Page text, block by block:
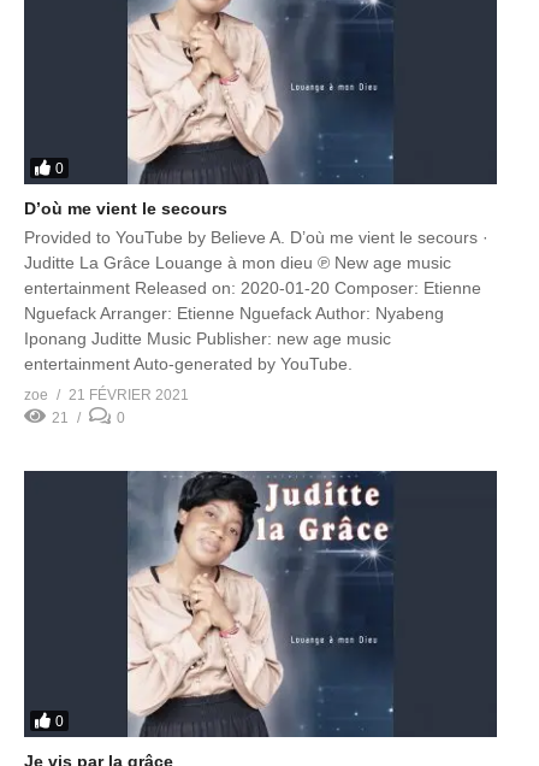
0
D’où me vient le secours
Provided to YouTube by Believe A. D’où me vient le secours ·
Juditte La Grâce Louange à mon dieu ℗ New age music
entertainment Released on: 2020-01-20 Composer: Etienne
Nguefack Arranger: Etienne Nguefack Author: Nyabeng
Iponang Juditte Music Publisher: new age music
entertainment Auto-generated by YouTube.
zoe
21 FÉVRIER 2021
21
0
0
Je vis par la grâce